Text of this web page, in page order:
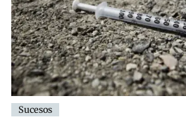
Sucesos